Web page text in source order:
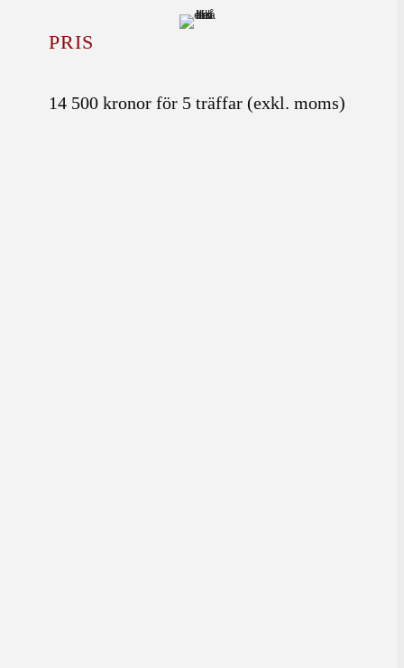
PRIS
14 500 kronor för 5 träffar (exkl. moms)